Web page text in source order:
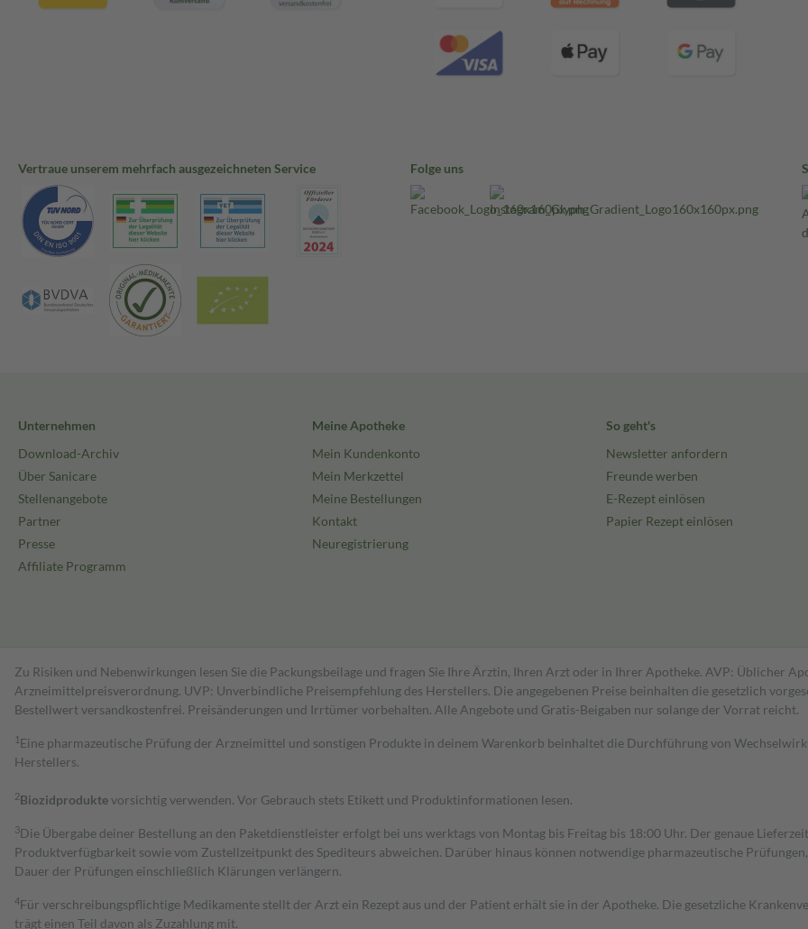
Vertraue unserem mehrfach ausgezeichneten Service Folge uns
Unternehmen
Download-Archiv
Über Sanicare
Stellenangebote
Partner
Presse
Affiliate Programm
Meine Apotheke
Mein Kundenkonto
Mein Merkzettel
Meine Bestellungen
Kontakt
Neuregistrierung
So geht's
Newsletter anfordern
Freunde werben
E-Rezept einlösen
Papier Rezept einlösen
Zu Risiken und Nebenwirkungen lesen Sie die Packungsbeilage und fragen Sie Ihre Ärztin, Ihren Arzt oder in Ihrer Apotheke. AVP: Üblicher
Arzneimittelpreisverordnung. UVP: Unverbindliche Preisempfehlung des Herstellers. Die angegebenen Preise beinhalten die gesetzlich
Bestell­wert versand­kosten­frei. Preisänderungen und Irrtümer vorbehalten. Alle Angebote und Gratis-Beigaben nur solange der Vorrat reicht.
1 Eine pharmazeutische Prüfung der Arzneimittel und sonstigen Produkte in deinem Warenkorb beinhaltet die Durchführung von
Herstellers.
2Biozidproduktevorsichtig verwenden. Vor Gebrauch stets Etikett und Produktinformationen lesen.
3Die Übergabe deiner Bestellung an den Paketdienstleister erfolgt bei uns werktags von Montag bis Freitag bis 18:00 Uhr. Der genaue
Produktverfügbarkeit sowie vom Zustellzeitpunkt des Spediteurs abweichen. Darüber hinaus können notwendige pharmazeutische
Dauer der Prüfungen einschließlich Klärungen verlängern.
4Für verschreibungspflichtige Medikamente stellt der Arzt ein Rezept aus und der Patient erhält sie in der Apotheke. Die gesetzliche
trägt einen Teil davon als Zuzahlung mit.